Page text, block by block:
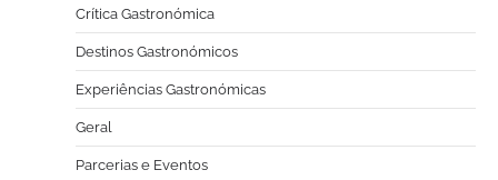
Crítica Gastronómica
Destinos Gastronómicos
Experiências Gastronómicas
Geral
Parcerias e Eventos